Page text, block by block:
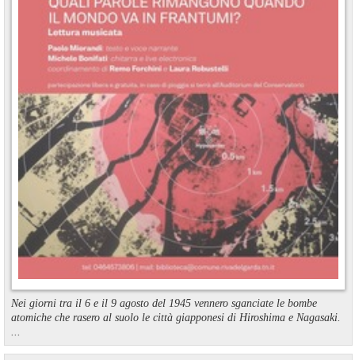
Nei giorni tra il 6 e il 9 agosto del 1945 vennero sganciate le bombe
atomiche che rasero al suolo le città giapponesi di Hiroshima e Nagasaki.